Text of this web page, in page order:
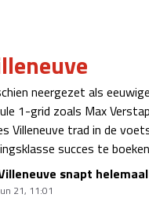
neergezet als
1-grid zoals Max
Villeneuve trad in de
succes te
snapt
21, 11:01